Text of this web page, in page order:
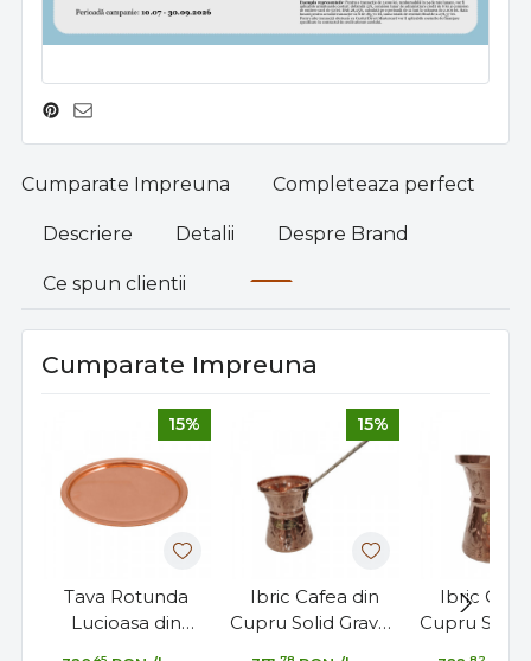
Cumparate Impreuna Completeaza perfect
Descriere Detalii Despre Brand
Ce spun clientii
Cumparate Impreuna
15%
Tava Rotunda
Lucioasa din
15%
Ibric Cafea din
Cupru Solid Gravat,
Ibric
Cupru Solid